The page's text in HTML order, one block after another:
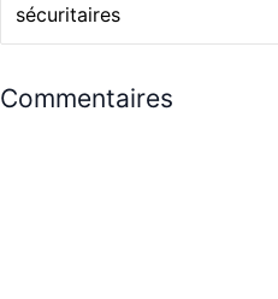
sécuritaires
Commentaires